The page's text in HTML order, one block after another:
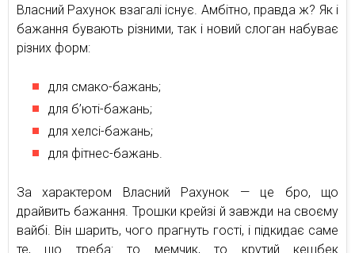
Власний Рахунок взагалі існує. Амбітно, правда ж? Як і
бажання бувають різними, так і новий слоган набуває
різних форм:
для смако-бажань;
для б’юті-бажань;
для хелсі-бажань;
для фітнес-бажань.
За характером Власний Рахунок — це бро, що
драйвить бажання. Трошки крейзі й завжди на своєму
вайбі. Він шарить, чого прагнуть гості, і підкидає саме
те, що треба: то мемчик, то крутий кешбек